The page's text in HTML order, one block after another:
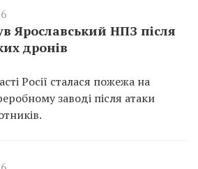
Ярославський НПЗ після
дронів
Росії сталася пожежа на
заводі після атаки